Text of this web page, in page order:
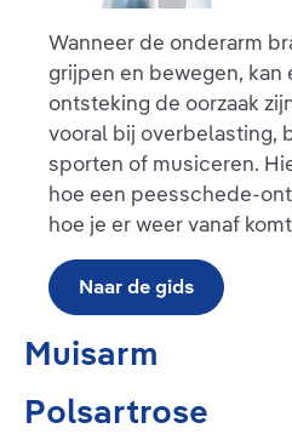
Wanneer de onderarm
grijpen en bewegen,
ontsteking de oorzaak
vooral bij overbelasting,
sporten of musiceren.
hoe een peesschede-
hoe je er weer vanaf
Naar de gids
Muisarm
Polsartrose